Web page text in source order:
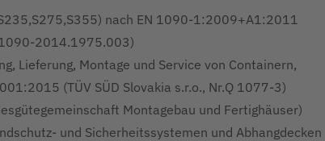
nach EN 1090-1:2009+A1:2011
2014.1975.003)
Lieferung, Montage und Service von Containern,
(TÜV SÜD Slovakia s.r.o., Nr.Q 1077-3)
Montagebau und Fertighäuser)
und Sicherheitssystemen und Abhangdecken